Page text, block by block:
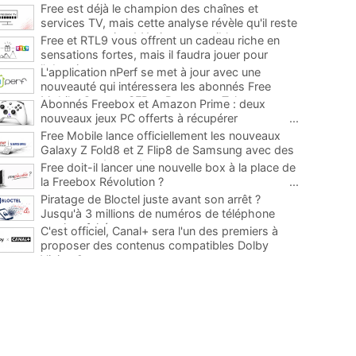
Free est déjà le champion des chaînes et
services TV, mais cette analyse révèle qu'il reste
encore au moins 141 ajouts possibles
Free et RTL9 vous offrent un cadeau riche en
sensations fortes, mais il faudra jouer pour
l'obtenir
L'application nPerf se met à jour avec une
nouveauté qui intéressera les abonnés Free
Mobile, Orange, SFR et Bouygues Telecom
Abonnés Freebox et Amazon Prime : deux
nouveaux jeux PC offerts à récupérer
...
Free Mobile lance officiellement les nouveaux
Galaxy Z Fold8 et Z Flip8 de Samsung avec des
promos et des cadeaux
...
Free doit-il lancer une nouvelle box à la place de
la Freebox Révolution ?
...
Piratage de Bloctel juste avant son arrêt ?
Jusqu'à 3 millions de numéros de téléphone
auraient fuité
C'est officiel, Canal+ sera l'un des premiers à
proposer des contenus compatibles Dolby
Vision 2